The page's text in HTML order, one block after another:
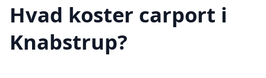
Hvad koster carport i
Knabstrup?